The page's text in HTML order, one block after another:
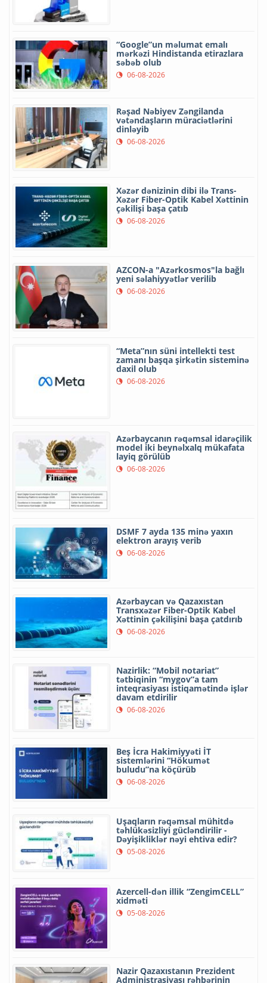
“Google”un məlumat emalı
mərkəzi Hindistanda etirazlara
səbəb olub
06-08-2026
Rəşad Nəbiyev Zəngilanda
vətəndaşların müraciətlərini
dinləyib
06-08-2026
Xəzər dənizinin dibi ilə Trans-
Xəzər Fiber-Optik Kabel Xəttinin
çəkilişi başa çatıb
06-08-2026
AZCON-a "Azərkosmos"la bağlı
yeni səlahiyyətlər verilib
06-08-2026
“Meta”nın süni intellekti test
zamanı başqa şirkətin sisteminə
daxil olub
06-08-2026
Azərbaycanın rəqəmsal idarəçilik
model iki beynəlxalq mükafata
layiq görülüb
06-08-2026
DSMF 7 ayda 135 minə yaxın
elektron arayış verib
06-08-2026
Azərbaycan və Qazaxıstan
Transxəzər Fiber-Optik Kabel
Xəttinin çəkilişini başa çatdırıb
06-08-2026
Nazirlik: “Mobil notariat”
tətbiqinin “mygov”a tam
inteqrasiyası istiqamətində işlər
davam etdirilir
06-08-2026
Beş İcra Hakimiyyəti İT
sistemlərini “Hökumət
buludu”na köçürüb
06-08-2026
Uşaqların rəqəmsal mühitdə
təhlükəsizliyi gücləndirilir -
Dəyişikliklər nəyi ehtiva edir?
05-08-2026
Azercell-dən illik “ZengimCELL”
xidməti
05-08-2026
Nazir Qazaxıstanın Prezident
Administrasiyası rəhbərinin